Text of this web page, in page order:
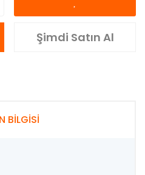
Şimdi Satın Al
BİLGİSİ